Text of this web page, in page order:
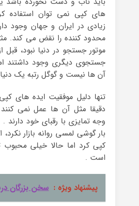
های کپی نمی توان استفاده
زیادی در ایران و جهان وجود
محدود کننده را نقض می کند.
موتور جستجو در دنیا نبود، قبل
جستجوی دیگری وجود داشتند
آن ها نیست و گوگل رتبه یک
تنها دلیل موفقیت ایده های
دقیقا مثل آن ها عمل نمی
وجه تمایزی با رقبای خود دارند .
بار گوشی لمسی روانه بازار
کپی کرد اما حالا خیلی محبوب
است .
پیشنهاد ویژه : سخن بزرگان